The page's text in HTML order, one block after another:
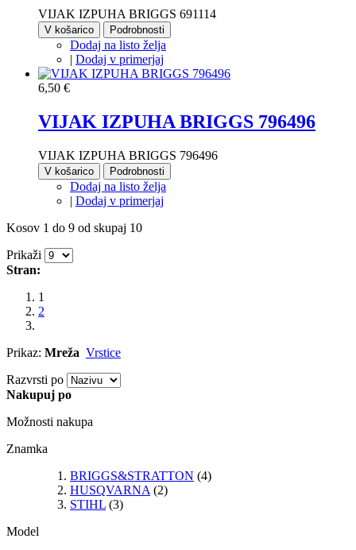
VIJAK IZPUHA BRIGGS 691114
V košarico Podrobnosti
Dodaj na listo želja
| Dodaj v primerjaj
6,50 €
VIJAK IZPUHA BRIGGS 796496
VIJAK IZPUHA BRIGGS 796496
V košarico Podrobnosti
Dodaj na listo želja
| Dodaj v primerjaj
Kosov 1 do 9 od skupaj 10
Prikaži
Stran:
1
2
Prikaz: Mreža Vrstice
Razvrsti po
Nakupuj po
Možnosti nakupa
Znamka
BRIGGS&STRATTON (4)
HUSQVARNA (2)
STIHL (3)
Model